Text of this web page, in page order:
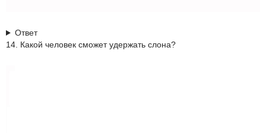
Ответ
14. Какой человек сможет удержать слона?